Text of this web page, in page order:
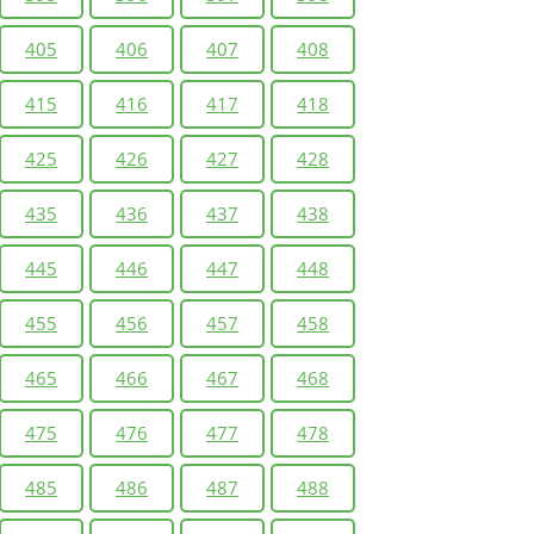
405 406 407 408
415 416 417 418
425 426 427 428
435 436 437 438
445 446 447 448
455 456 457 458
465 466 467 468
475 476 477 478
485 486 487 488